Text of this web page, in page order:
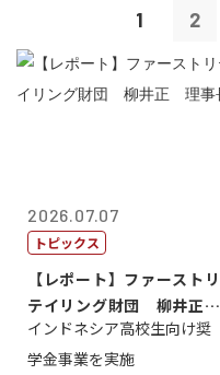
1 2
2026.07.07
トピックス
【レポート】ファーストリ
テイリング財団 柳井正
理事長
インドネシア高校生向け奨
学金事業を実施